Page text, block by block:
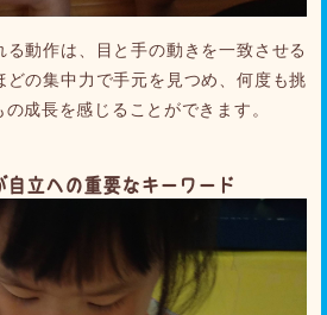
動作は、目と手の動きを一致させる
の集中力で手元を見つめ、何度も挑
成長を感じることができます。
立への重要なキーワード